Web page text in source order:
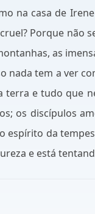
na casa de
Porque
as
tem a ver
e tudo que
os discípulos
da
e está